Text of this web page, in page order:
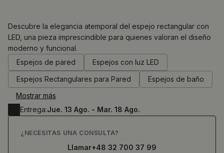
0.00€
Descubre la elegancia atemporal del espejo rectangular con
LED, una pieza imprescindible para quienes valoran el diseño
moderno y funcional.
Espejos de pared
Espejos con luz LED
Espejos Rectangulares para Pared
Espejos de baño
Mostrar más
Entrega:Jue. 13 Ago. - Mar. 18 Ago.
¿NECESITAS UNA CONSULTA?
Llamar+48 32 700 37 99